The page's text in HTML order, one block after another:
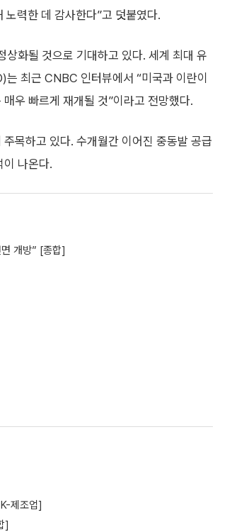
노력한 데 감사한다”고 덧붙였다.
화될 것으로 기대하고 있다. 세계 최대 유
최근 CNBC 인터뷰에서 “미국과 이란이
우 빠르게 재개될 것”이라고 전망했다.
목하고 있다. 수개월간 이어진 중동발 공급
이 나온다.
개방” [종합]
제조업]
]